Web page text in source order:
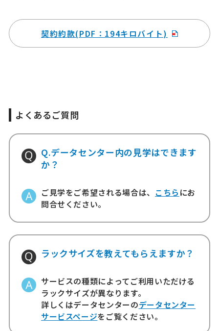
契約約款(PDF：194キロバイト)
よくあるご質問
Q.データセンター内の見学はできます
か？
ご見学をご希望される場合は、 こちら にお
問合せください。
ラックサイズを教えてもらえますか？
サービスの種類によってご利用いただける
ラックサイズが異なります。
詳しくはデータセンターのデータセンター
サービスページをご覧ください。